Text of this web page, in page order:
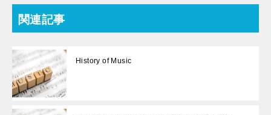
関連記事
History of Music